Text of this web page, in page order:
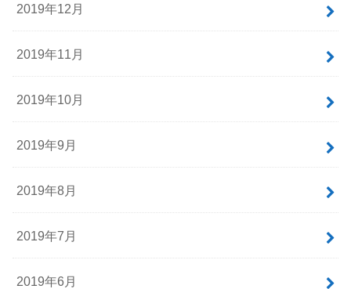
2019年12月
2019年11月
2019年10月
2019年9月
2019年8月
2019年7月
2019年6月